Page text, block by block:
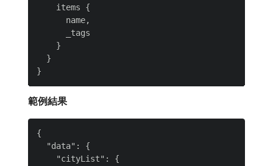
    items {
      name,
      _tags
    }
  }
範例結果
{
  "data": {
    "cityList": {